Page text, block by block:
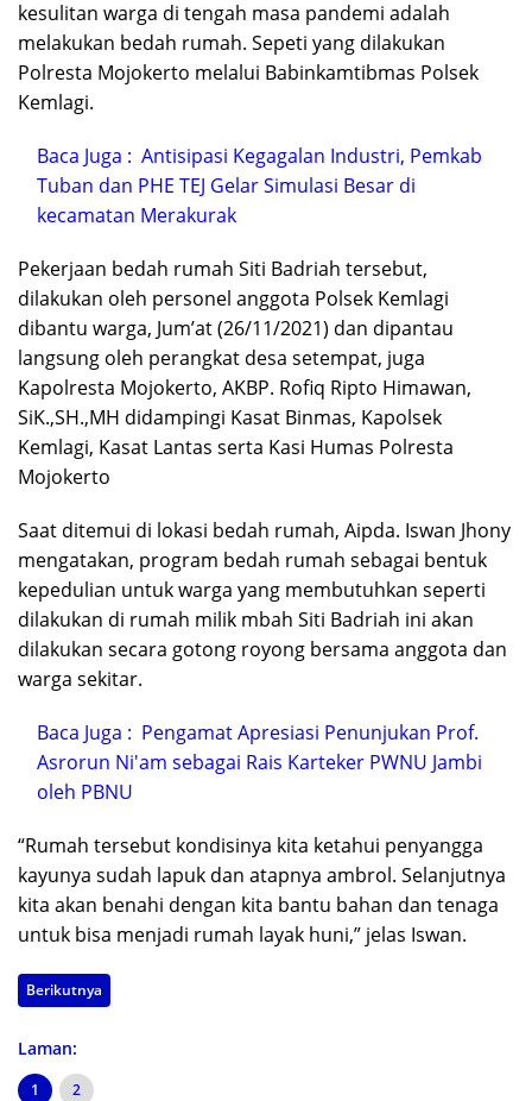
kesulitan warga di tengah masa pandemi adalah
melakukan bedah rumah. Sepeti yang dilakukan
Polresta Mojokerto melalui Babinkamtibmas Polsek
Kemlagi.
Baca Juga : Antisipasi Kegagalan Industri, Pemkab
Tuban dan PHE TEJ Gelar Simulasi Besar di
kecamatan Merakurak
Pekerjaan bedah rumah Siti Badriah tersebut,
dilakukan oleh personel anggota Polsek Kemlagi
dibantu warga, Jum’at (26/11/2021) dan dipantau
langsung oleh perangkat desa setempat, juga
Kapolresta Mojokerto, AKBP. Rofiq Ripto Himawan,
SiK.,SH.,MH didampingi Kasat Binmas, Kapolsek
Kemlagi, Kasat Lantas serta Kasi Humas Polresta
Mojokerto
Saat ditemui di lokasi bedah rumah, Aipda. Iswan Jhony
mengatakan, program bedah rumah sebagai bentuk
kepedulian untuk warga yang membutuhkan seperti
dilakukan di rumah milik mbah Siti Badriah ini akan
dilakukan secara gotong royong bersama anggota dan
warga sekitar.
Baca Juga : Pengamat Apresiasi Penunjukan Prof.
Asrorun Ni'am sebagai Rais Karteker PWNU Jambi
oleh PBNU
“Rumah tersebut kondisinya kita ketahui penyangga
kayunya sudah lapuk dan atapnya ambrol. Selanjutnya
kita akan benahi dengan kita bantu bahan dan tenaga
untuk bisa menjadi rumah layak huni,” jelas Iswan.
Berikutnya
Laman:
1 2